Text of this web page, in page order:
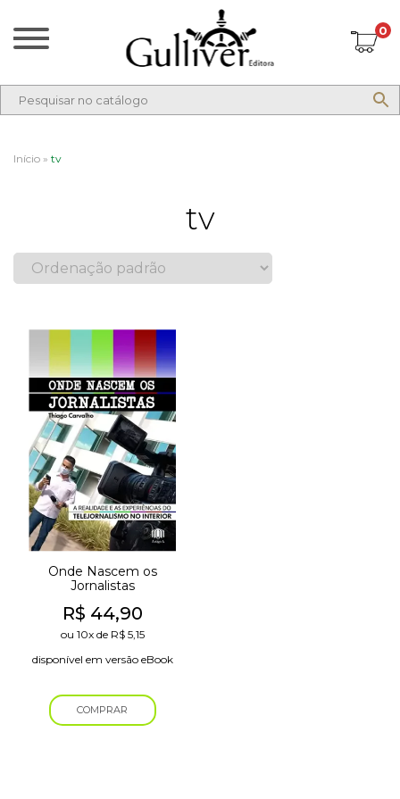
0
Início » tv
tv
Onde Nascem os
Jornalistas
R$ 44,90
ou 10xde R$5,15
disponível em versão eBook
COMPRAR